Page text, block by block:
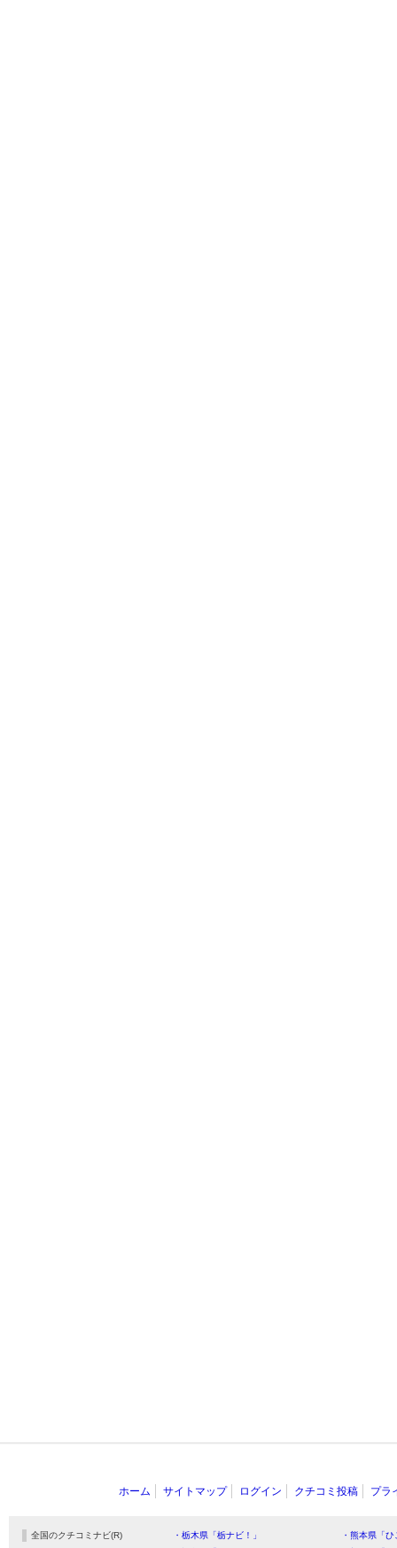
ホーム サイトマップ ログイン クチコミ投稿 プラ
全国のクチコミナビ(R) ・栃木県「栃ナビ！」
・熊本県「